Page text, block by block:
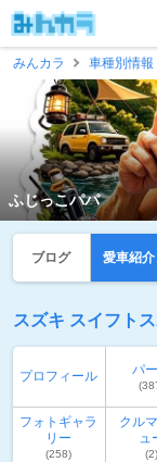
みんカラ
車種別情報
ふじっこパパ
ブログ 愛車紹介
スズキ スイフト
プロフィール パ
フォトギャラ
リー
(258)
クル
ュ
(2)